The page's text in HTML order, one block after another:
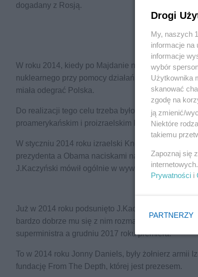
dogadany z Rosją.
W roku 2014, kiedy po Majdanie na Ukrainie USA
nuklearnego przy pomocy działań wojennych za
miała odegrać Polska.
Do realizacji tego celu trzeba było zastąpić
proamerykańskim i proizraelskim PIS-em.
W styczniu 2014 roku izraelski Kneset na
prezydenta a Obama naciskami na
J.Kaczyński mówił ogólnie w wywiadzie dla PR w
Już w 2014 roku podsunięto J.Kaczyńskiemu Pana
bardzo dobrze mu się z nim rozmawiało), by po
superministra a grudniu 2017 roku premiera.
To w 2014 roku Jonny Daniels, były żołnierz armii
fundację From The Depth, której jest prezesem.
Drogi
My, naszych
informacje na
informacje
wybór
Użytkownika
skanować
zgodę na
ją zmienić/
Niektóre
takiemu
Zapoznaj się
Prywatności i
PARTNERZY